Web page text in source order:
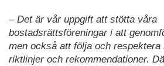
– Det är vår uppgift att stötta våra
bostadsrättsföreningar i att
men också att följa och respektera
riktlinjer och rekommendationer.